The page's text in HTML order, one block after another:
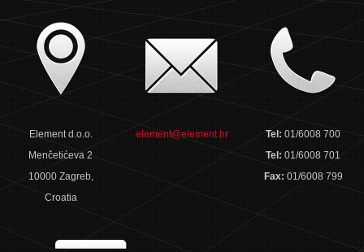
Element d.o.o.
Menčetićeva 2
10000 Zagreb,
Croatia
element@element.hr Tel:01/6008 700
Tel:01/6008 701
Fax: 01/6008 799